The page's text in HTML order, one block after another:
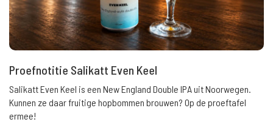
Proefnotitie Salikatt Even Keel
Salikatt Even Keel is een New England Double IPA uit Noorwegen.
Kunnen ze daar fruitige hopbommen brouwen? Op de proeftafel
ermee!